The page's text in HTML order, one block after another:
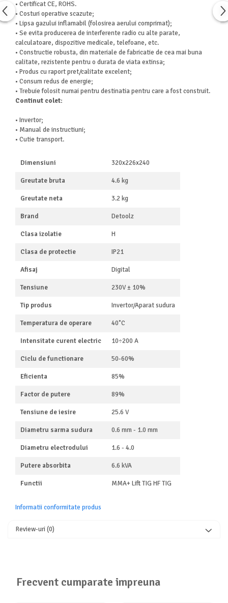
Aparate de aer conditionat
Ventilatoare
Zootehnie
Foarfeci tuns oi
Incubatoare oua
• Certificat CE, ROHS.
• Costuri operative scazute;
• Lipsa gazului inflamabil (folosirea aerului comprimat);
• Se evita producerea de interferente radio cu alte parate,
calculatoare, dispozitive medicale, telefoane, etc.
• Constructie robusta, din materiale de fabricatie de cea mai buna
calitate, rezistente pentru o durata de viata extinsa;
• Produs cu raport pret/calitate excelent;
• Consum redus de energie;
• Trebuie folosit numai pentru destinatia pentru care a fost construit.
Continut colet:
• Invertor;
• Manual de instructiuni;
• Cutie transport.
Dimensiuni 320x226x240
Greutate bruta 4.6 kg
Greutate neta 3.2 kg
Brand Detoolz
Clasa izolatie H
Clasa de protectie IP21
Afisaj Digital
Tensiune 230V ± 10%
Tip produs Invertor/Aparat sudura
Temperatura de operare 40˚C
Intensitate curent electric 10÷200 A
Ciclu de functionare 50-60%
Eficienta 85%
Factor de putere 89%
Tensiune de iesire 25.6 V
Diametru sarma sudura 0.6 mm - 1.0 mm
Diametru electrodului 1.6 - 4.0
Putere absorbita 6.6 kVA
Functii MMA+ Lift TIG HF TIG
Informatii conformitate produs
Review-uri(0)
Frecvent cumparate impreuna